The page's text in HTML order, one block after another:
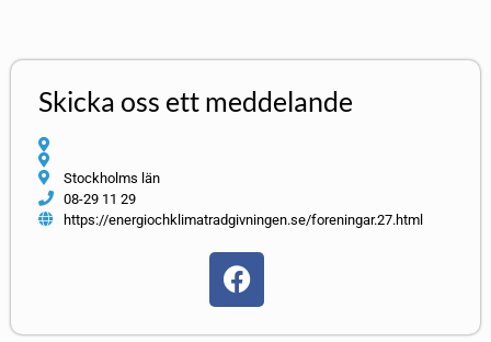
Skicka oss ett meddelande
Stockholms län
08-29 11 29
https://energiochklimatradgivningen.se/foreningar.27.html